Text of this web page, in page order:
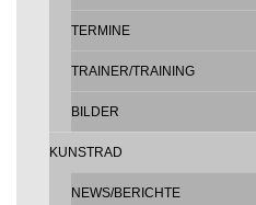
TERMINE
TRAINER/TRAINING
BILDER
KUNSTRAD
NEWS/BERICHTE